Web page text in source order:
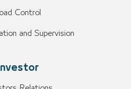
Control
and Supervision
Investor